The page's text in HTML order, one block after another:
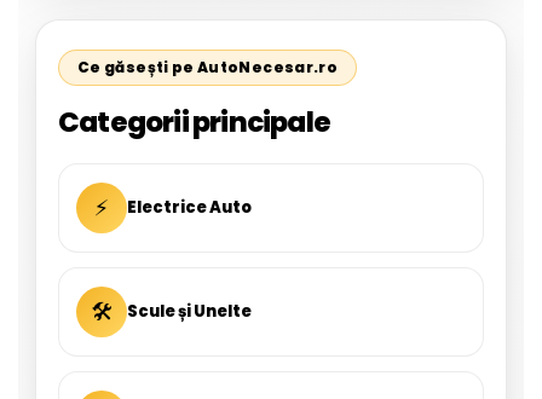
Ce găsești pe AutoNecesar.ro
Categorii principale
⚡ Electrice Auto
🛠 Scule și Unelte